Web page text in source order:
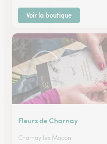
Voir la boutique
Fleurs de Charnay
Charnay les Macon